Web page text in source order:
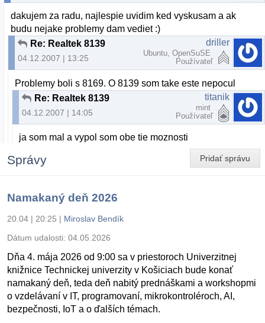
dakujem za radu, najlespie uvidim ked vyskusam a ak
budu nejake problemy dam vediet :)
Re: Realtek 8139
04.12.2007 | 13:25
driller
Ubuntu, OpenSuSE
Používateľ
Problemy boli s 8169. O 8139 som take este nepocul
Re: Realtek 8139
04.12.2007 | 14:05
titanik
mint
Používateľ
ja som mal a vypol som obe tie moznosti
Pridať správu
Správy
Namakaný deň 2026
20.04 | 20:25 | Miroslav Bendík
Dátum udalosti: 04.05.2026
Dňa 4. mája 2026 od 9:00 sa v priestoroch Univerzitnej
knižnice Technickej univerzity v Košiciach bude konať
namakaný deň, teda deň nabitý prednáškami a workshopmi
o vzdelávaní v IT, programovaní, mikrokontroléroch, AI,
bezpečnosti, IoT a o ďalších témach.